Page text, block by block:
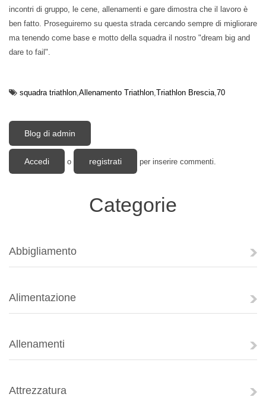
incontri di gruppo, le cene, allenamenti e gare dimostra che il lavoro è
ben fatto. Proseguiremo su questa strada cercando sempre di migliorare
ma tenendo come base e motto della squadra il nostro "dream big and
dare to fail".
squadra triathlon Allenamento Triathlon Triathlon Brescia 70
Blog di admin
Accedi o registrati per inserire commenti.
Categorie
Abbigliamento
Alimentazione
Allenamenti
Attrezzatura